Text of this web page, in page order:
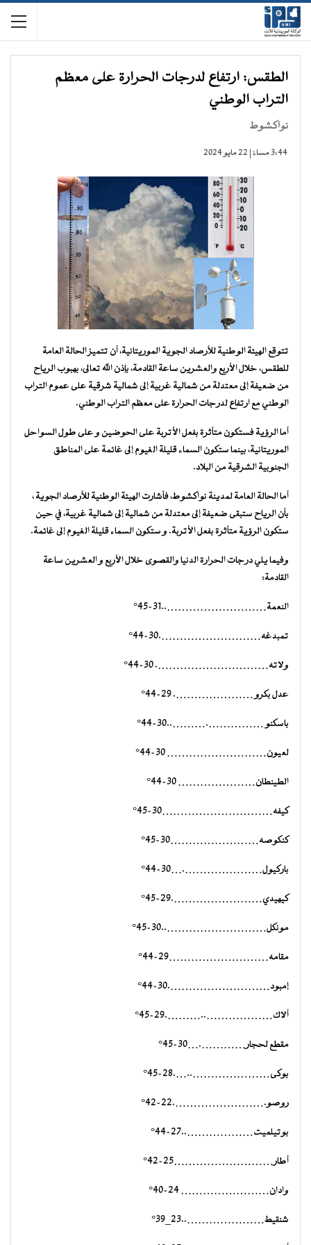
الطقس: ارتفاع لدرجات الحرارة على معظم
التراب الوطني
نواكشوط
3:44 مساءً | 22 مايو 2024
تتوقع الهيئة الوطنية للأرصاد الجوية الموريتانية، أن تتميز الحالة العامة
للطقس، خلال الأربع والعشرين ساعة القادمة، بإذن الله تعالى، بهبوب الرياح
من ضعيفة إلى معتدلة من شمالية غربية إلى شمالية شرقية على عموم التراب
الوطني مع ارتفاع لدرجات الحرارة على معظم التراب الوطني.
أما الرؤية فستكون متأثرة بفعل الأتربة على الحوضين و على طول السواحل
الموريتانية، بينما ستكون السماء قليلة الغيوم إلى غائمة على المناطق
الجنوبية الشرقية من البلاد.
أما الحالة العامة لمدينة نواكشوط، فأشارت الهيئة الوطنية للأرصاد الجوية ،
بأن الرياح ستبقى ضعيفة إلى معتدلة من شمالية إلى شمالية غربية، في حين
ستكون الرؤية متأثرة بفعل الأتربة. و ستكون السماء قليلة الغيوم إلى غائمة.
وفيما يلي درجات الحرارة الدنيا والقصوى خلال الأربع و العشرين ساعة
القادمة:
النعمة………………………..31-45°
تمبدغه……………………….30-44°
ولاته…………………………. 30-44°
عدل بكرو …………………. 29-44°
باسكنو …………….………..30-44°
لعيون……………………… 30-44°
الطينطان………………… 30-44°
كيفه…………………………30-45°
كنكوصه……………………30-45°
باركيول………………….…30-44°
كيهيدي…………………….29-45°
مونكل………………………..30-45°
مقامه………………………29-44°
إمبود……………………….30-44°
ألاك………………..……….29-45°
مقطع لحجار………….…30-45°
بوكى…………………..….28-45°
روصو.…………………….22-42°
بوتيلميت………………..27-44°
أطار………………………25-42°
وادان…………………… 24-40°
شنقيط…………………..23_39°